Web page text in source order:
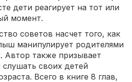
дети реагирует на тот или
момент.
советов насчет того, как
манипулирует родителями
также призывает
слушать своих детей
Всего в книге 8 глав,